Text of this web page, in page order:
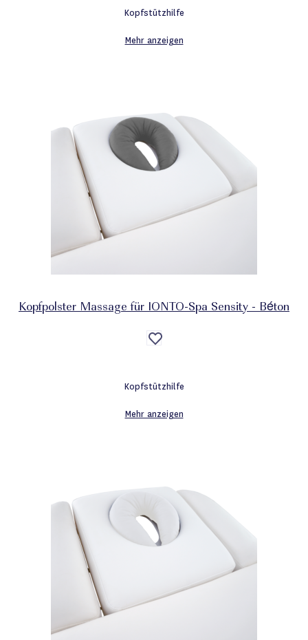
Kopfstützhilfe
Mehr anzeigen
Kopfpolster Massage für IONTO-Spa Sensity - Béton
Auf
die
Kopfstützhilfe
Mehr anzeigen